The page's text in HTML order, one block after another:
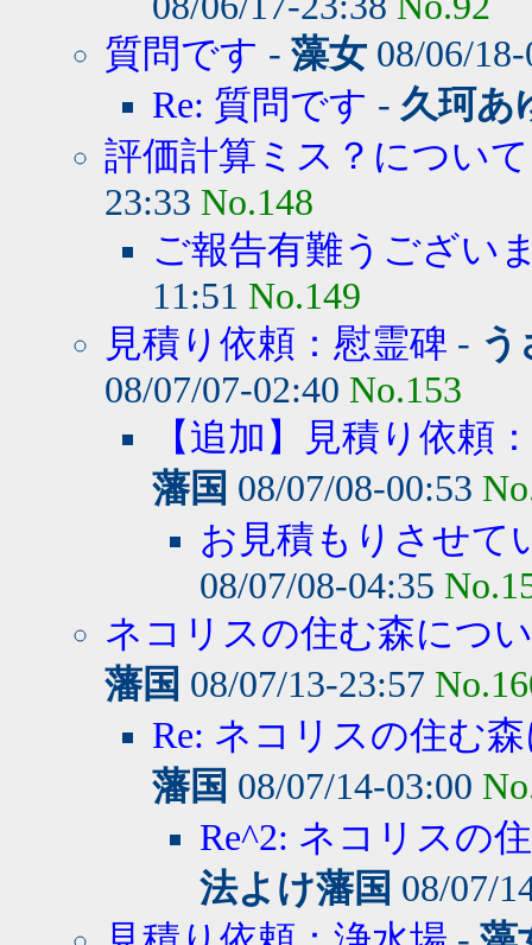
質問です - 藻女 08/06/
Re: 質問です - 久珂あ
評価計算ミス？について
23:33 No.148
ご報告有難うござい
11:51 No.149
見積り依頼：慰霊碑 -
08/07/07-02:40 No.153
【追加】見積り依頼
藩国 08/07/08-00:53
お見積もりさせて
08/07/08-04:35
ネコリスの住む森につ
藩国 08/07/13-23:57
Re: ネコリスの住む
藩国 08/07/14-03:00
Re^2: ネコリスの
法よけ藩国 08/07/